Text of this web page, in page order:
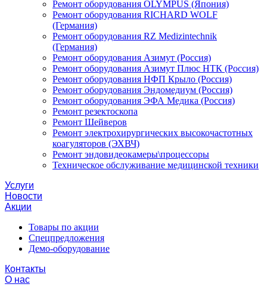
Ремонт оборудования OLYMPUS (Япония)
Ремонт оборудования RICHARD WOLF
(Германия)
Ремонт оборудования RZ Medizintechnik
(Германия)
Ремонт оборудования Азимут (Россия)
Ремонт оборудования Азимут Плюс НТК (Россия)
Ремонт оборудования НФП Крыло (Россия)
Ремонт оборудования Эндомедиум (Россия)
Ремонт оборудования ЭФА Медика (Россия)
Ремонт резектоскопа
Ремонт Шейверов
Ремонт электрохирургических высокочастотных
коагуляторов (ЭХВЧ)
Ремонт эндовидеокамеры\процессоры
Техническое обслуживание медицинской техники
Услуги
Новости
Акции
Товары по акции
Спецпредложения
Демо-оборудование
Контакты
О нас